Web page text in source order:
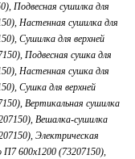
Подвесная сушилка для
Настенная сушилка для
Сушилка для верхней
Подвесная сушка для
Настенная сушка для
Сушка для верхней
Вертикальная сушилка
Вешалка-сушилка
Электрическая
600x1200 (73207150),